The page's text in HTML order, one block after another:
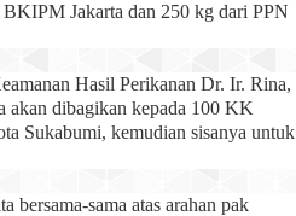
Jakarta dan 250 kg dari PPN
Hasil Perikanan Dr. Ir. Rina,
akan dibagikan kepada 100 KK
Sukabumi, kemudian sisanya untuk
bersama-sama atas arahan pak